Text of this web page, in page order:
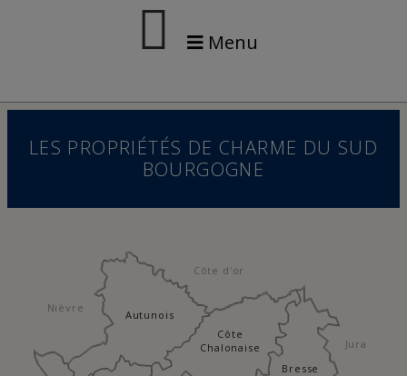
Menu
LES PROPRIÉTÉS DE CHARME DU SUD
BOURGOGNE
Autunois
Bresse
Côte
Chalonaise
Côte d'or
Jura
Nièvre